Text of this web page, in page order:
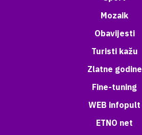
Mozaik
Obavijesti
Turisti kažu
Zlatne godine
Fine-tuning
WEB infopult
ETNO net